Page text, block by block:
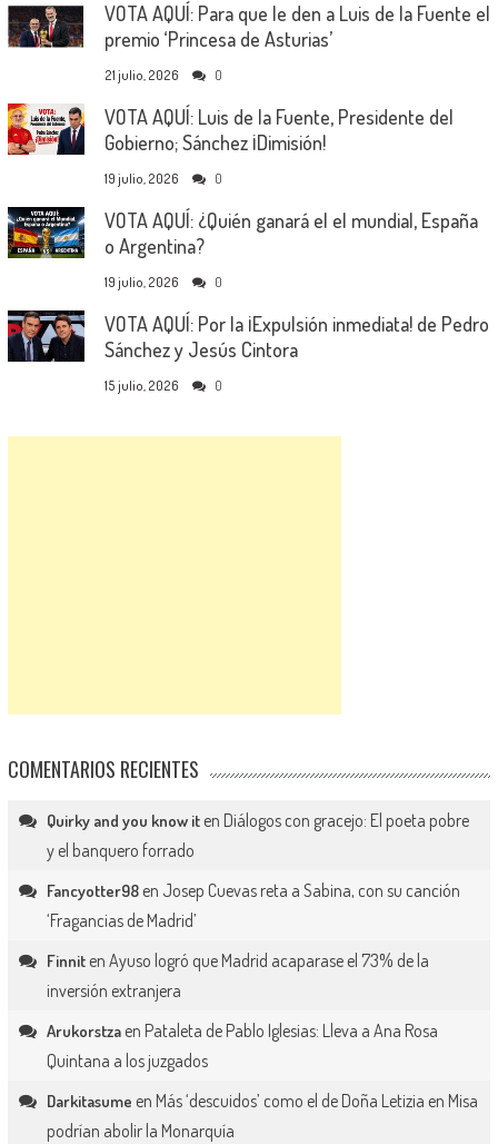
VOTA AQUÍ: Para que le den a Luis de la Fuente el
premio ‘Princesa de Asturias’
21 julio, 2026 0
VOTA AQUÍ: Luis de la Fuente, Presidente del
Gobierno; Sánchez ¡Dimisión!
19 julio, 2026 0
VOTA AQUÍ: ¿Quién ganará el el mundial, España
o Argentina?
19 julio, 2026 0
VOTA AQUÍ: Por la ¡Expulsión inmediata! de Pedro
Sánchez y Jesús Cintora
15 julio, 2026 0
COMENTARIOS RECIENTES
Quirky and you know iten Diálogos con gracejo: El poeta pobre
y el banquero forrado
Fancyotter98en Josep Cuevas reta a Sabina, con su canción
‘Fragancias de Madrid’
Finniten Ayuso logró que Madrid acaparase el 73% de la
inversión extranjera
Arukorstzaen Pataleta de Pablo Iglesias: Lleva a Ana Rosa
Quintana a los juzgados
Darkitasume en Más ‘descuidos’ como el de Doña Letizia en Misa
podrían abolir la Monarquía